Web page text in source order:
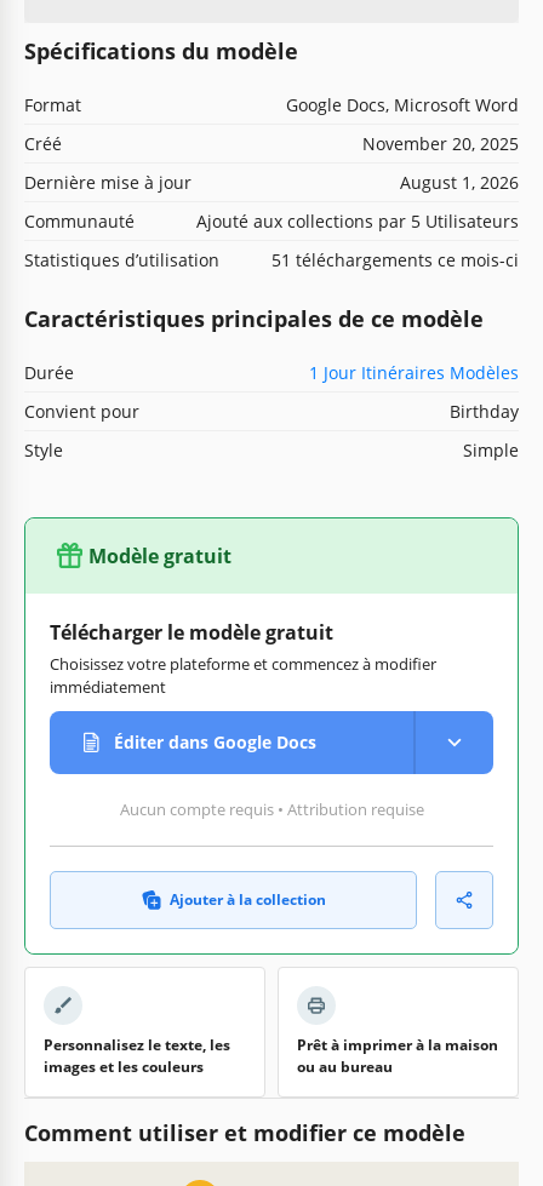
Spécifications du modèle
Format
Google Docs, Microsoft Word
Créé
November 20, 2025
Dernière mise à jour
August 1, 2026
Communauté
Ajouté aux collections par 5 Utilisateurs
Statistiques d’utilisation
51 téléchargements ce mois-ci
Caractéristiques principales de ce modèle
Durée
1 Jour Itinéraires Modèles
Convient pour
Birthday
Style
Simple
Modèle gratuit
Télécharger le modèle gratuit
Choisissez votre plateforme et commencez à modifier
immédiatement
Éditer dans Google Docs
Aucun compte requis • Attribution requise
Ajouter à la collection
Personnalisez le texte, les
images et les couleurs
Prêt à imprimer à la maison
ou au bureau
Comment utiliser et modifier ce modèle